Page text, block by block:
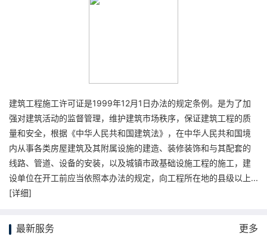
建筑工程施工许可证是1999年12月1日办法的规定条例。是为了加
强对建筑活动的监督管理，维护建筑市场秩序，保证建筑工程的质
量和安全，根据《中华人民共和国建筑法》，在中华人民共和国境
内从事各类房屋建筑及其附属设施的建造、装修装饰和与其配套的
线路、管道、设备的安装，以及城镇市政基础设施工程的施工，建
设单位在开工前应当依照本办法的规定，向工程所在地的县级以上...
[详细]
最新服务 更多